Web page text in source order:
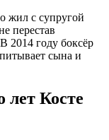
жил с супругой
перестав
2014 году боксёр
сына и
лет Косте